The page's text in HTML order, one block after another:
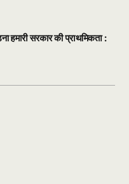
हमारी सरकार की प्राथमिकता :